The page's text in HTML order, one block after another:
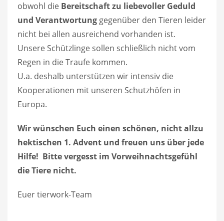
obwohl die Bereitschaft zu liebevoller Geduld
und Verantwortung gegenüber den Tieren leider
nicht bei allen ausreichend vorhanden ist.
Unsere Schützlinge sollen schließlich nicht vom
Regen in die Traufe kommen.
U.a. deshalb unterstützen wir intensiv die
Kooperationen mit unseren Schutzhöfen in
Europa.
Wir wünschen Euch einen schönen, nicht allzu
hektischen 1. Advent und freuen uns über jede
Hilfe! Bitte vergesst im Vorweihnachtsgefühl
die Tiere nicht.
Euer tierwork-Team